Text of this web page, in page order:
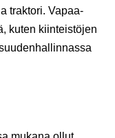
traktori. Vapaa-
kuten kiinteistöjen